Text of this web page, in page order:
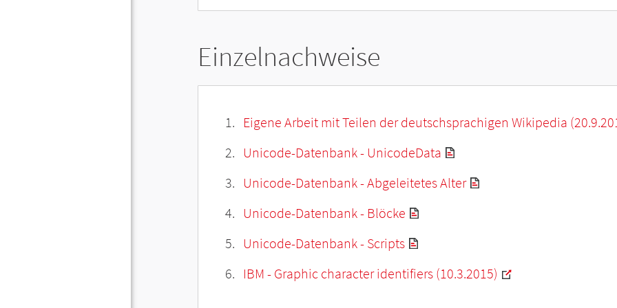
Einzelnachweise
Eigene Arbeit mit Teilen der deutschsprachigen Wikipedia
Unicode-Datenbank - UnicodeData
Unicode-Datenbank - Abgeleitetes Alter
Unicode-Datenbank - Blöcke
Unicode-Datenbank - Scripts
IBM - Graphic character identifiers (10.3.2015)